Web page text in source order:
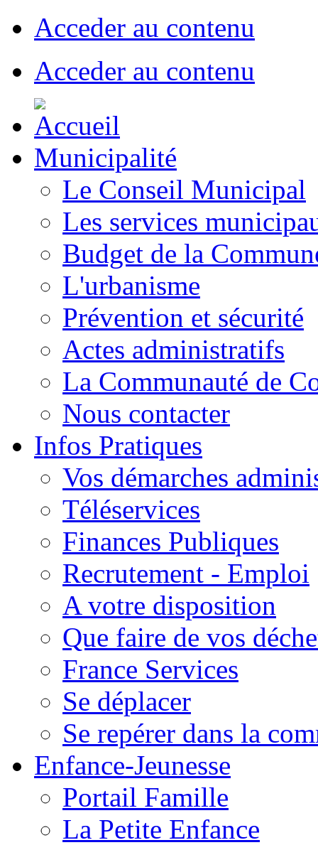
Acceder au contenu
Acceder au contenu
Municipalité
Le Conseil Municipal
Les services
Budget de la
L'urbanisme
Prévention et sécurité
Actes administratifs
La Communauté de
Nous contacter
Infos Pratiques
Vos démarches
Téléservices
Finances Publiques
Recrutement - Emploi
A votre disposition
Que faire de vos
France Services
Se déplacer
Se repérer dans la
Enfance-Jeunesse
Portail Famille
La Petite Enfance